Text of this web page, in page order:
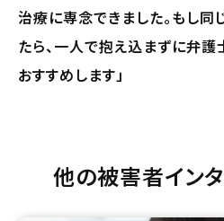
治療に専念できました。もし同
たら、一人で抱え込まずに弁護
おすすめします」
他の被害者イン